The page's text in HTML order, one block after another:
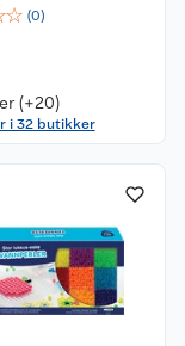
☆ (0)
(+20)
i 32 butikker